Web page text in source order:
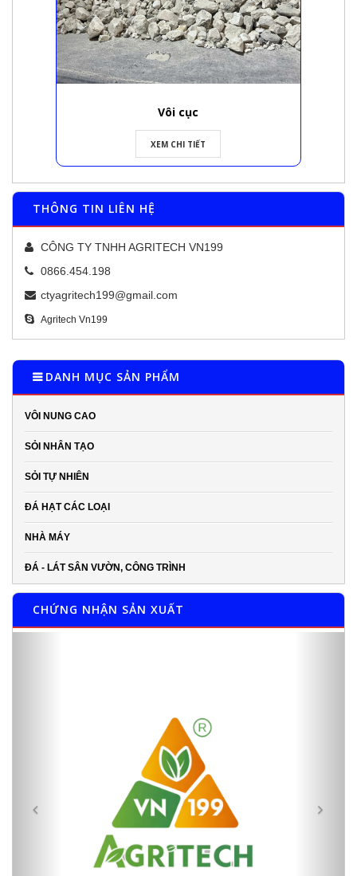
Vôi cục
XEM CHI TIẾT
THÔNG TIN LIÊN HỆ
CÔNG TY TNHH AGRITECH VN199
0866.454.198
ctyagritech199@gmail.com
Agritech Vn199
DANH MỤC SẢN PHẨM
VÔI NUNG CAO
SỎI NHÂN TẠO
SỎI TỰ NHIÊN
ĐÁ HẠT CÁC LOẠI
NHÀ MÁY
ĐÁ - LÁT SÂN VƯỜN, CÔNG TRÌNH
CHỨNG NHẬN SẢN XUẤT